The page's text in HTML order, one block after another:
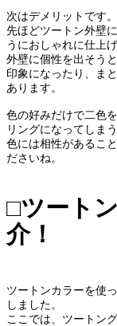
次はデメリットです。
先ほどツートン外壁
うにおしゃれに仕上
外壁に個性を出そう
印象になったり、ま
あります。
色の好みだけで二色
リングになってしま
色には相性があるこ
ださいね。
□ツート
介！
ツートンカラーを使
しました。
ここでは、ツートン